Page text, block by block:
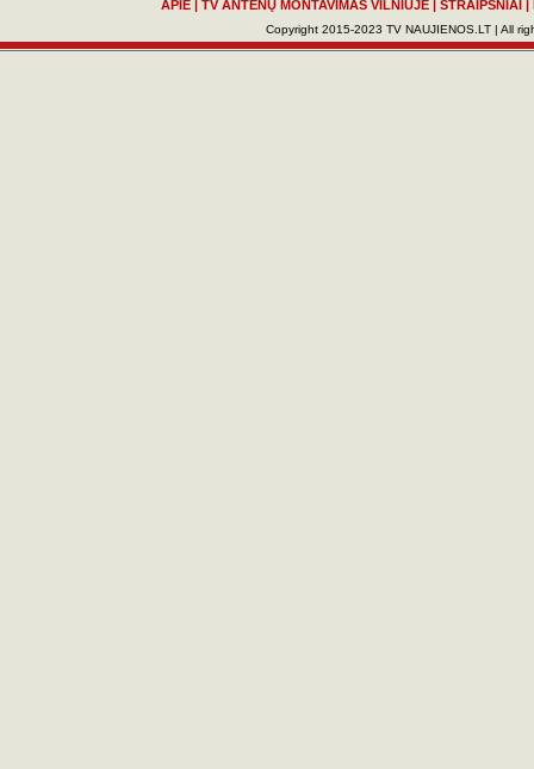
APIE | TV ANTENŲ MONTAVIMAS VILNIUJE | STRAIPSNIAI |
Copyright 2015-2023 TV NAUJIENOS.LT | All